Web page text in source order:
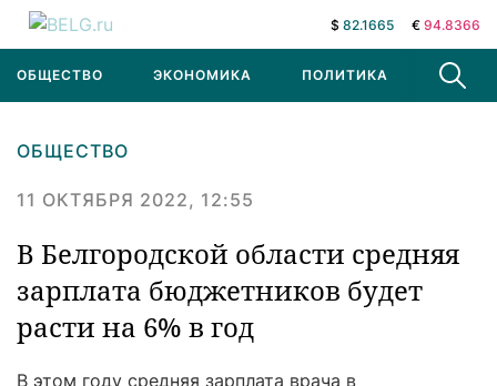
$ 82.1665 € 94.8366
ОБЩЕСТВО ЭКОНОМИКА ПОЛИТИКА В МИРЕ
ОБЩЕСТВО
11 ОКТЯБРЯ 2022, 12:55
В Белгородской области средняя
зарплата бюджетников будет
расти на 6% в год
В этом году средняя зарплата врача в